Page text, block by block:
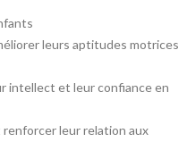
leurs aptitudes motrices
intellect et leur confiance en
renforcer leur relation aux